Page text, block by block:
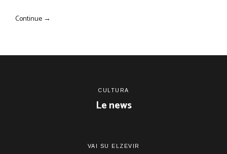
Continue →
CULTURA
Le news
VAI SU ELZEVIR